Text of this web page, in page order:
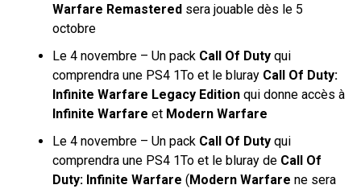
Warfare Remastered sera jouable dès le 5
octobre
Le 4 novembre – Un pack Call Of Duty qui
comprendra une PS4 1To et le bluray Call Of Duty:
Infinite Warfare Legacy Edition qui donne accès à
Infinite Warfare et Modern Warfare
Le 4 novembre – Un pack Call Of Duty qui
comprendra une PS4 1To et le bluray de Call Of
Duty: Infinite Warfare (Modern Warfare ne sera